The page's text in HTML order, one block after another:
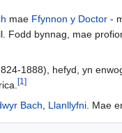
mae Ffynnon y Doctor -
Fodd bynnag, mae
1888), hefyd, yn
[1]
Bach, Llanllyfni. Mae